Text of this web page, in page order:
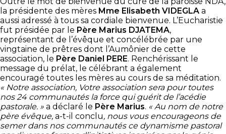
la présidente des mères Mme Elisabeth VIDEGLA a
aussi adressé à tous sa cordiale bienvenue. L’Eucharistie
fut présidée par le Père Marius DJATEMA,
représentant de l’évêque et concélébrée par une
vingtaine de prêtres dont l’Aumônier de cette
association, le Père Daniel PERE. Renchérissant le
message du prélat, le célébrant a également
encouragé toutes les mères au cours de sa méditation.
« Notre association, Votre association sera pour toutes
nos 24 communautés la force qui guérit de l’acédie
pastorale. » a déclaré le Père Marius. « Au nom de notre
père évêque, a-t-il conclu, nous vous encourageons de
semer dans nos communautés ce dynamisme pastoral